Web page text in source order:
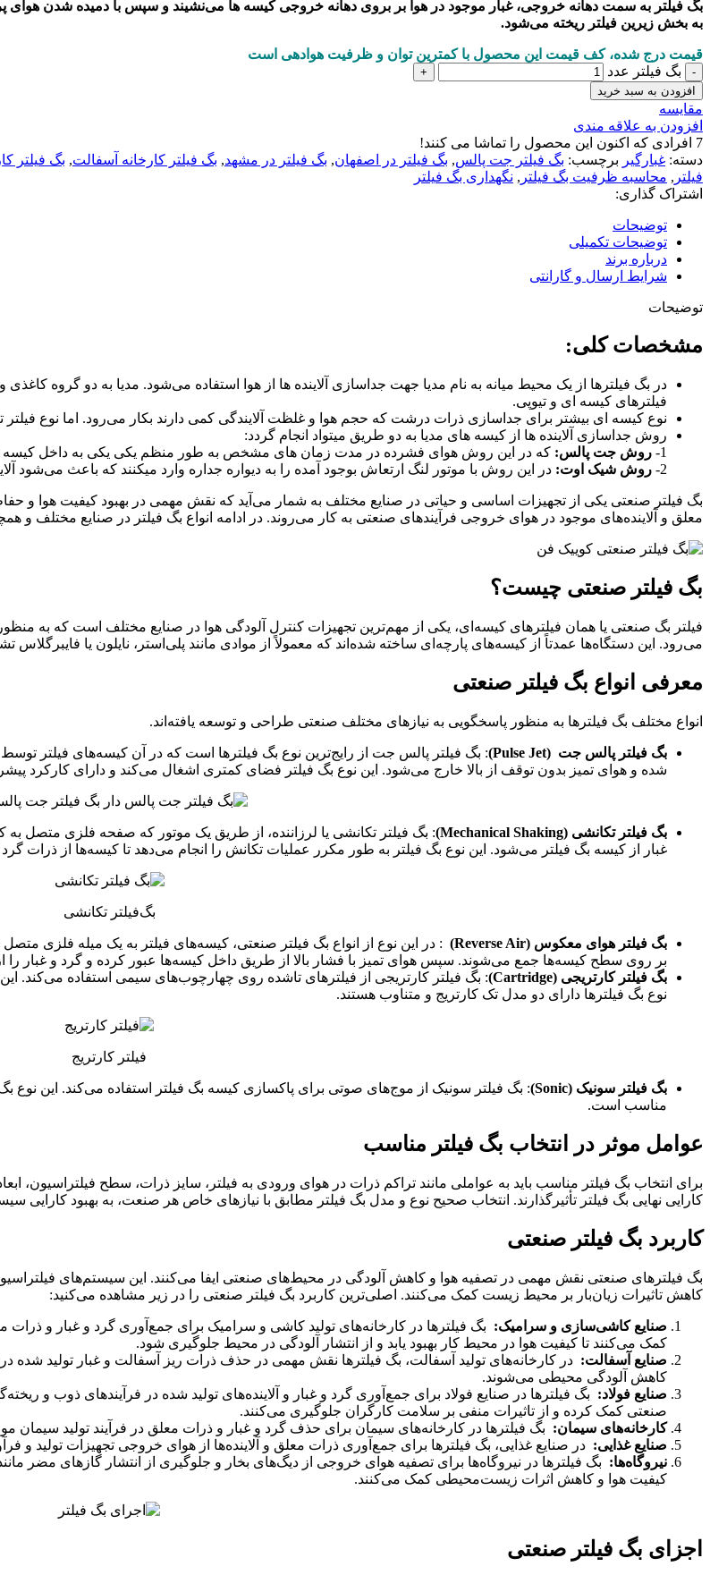
بگ فیلتر به سمت دهانه خروجی، غبار موجود در هوا بر بروی دهانه خروجی کیسه ها می‌نشیند و سپس با دمیده شدن هوای
به بخش زیرین فیلتر ریخته می‌شود.
قیمت درج شده، کف قیمت این محصول با کمترین توان و ظرفیت هوادهی است
بگ فیلتر عدد
افزودن به سبد خرید
مقايسه
افزودن به علاقه مندی
7 افرادی که اکنون این محصول را تماشا می کنند!
دسته: غبارگیر برچسب: بگ فیلتر جت پالس, بگ فیلتر در اصفهان, بگ فیلتر در مشهد, بگ فیلتر کارخانه آسفالت, بگ فیلتر
فیلتر , محاسبه ظرفیت بگ فیلتر , نگهداری بگ فیلتر
اشتراک گذاری:
توضیحات
توضیحات تکمیلی
درباره برند
شرایط ارسال و گارانتی
توضیحات
مشخصات کلی:
در بگ فیلترها از یک محیط میانه به نام مدیا جهت جداسازی آلاینده ها از هوا استفاده می‌شود. مدیا به دو گروه
فیلترهای کیسه ای و تیوپی.
نوع کیسه ای بیشتر برای جداسازی ذرات درشت که حجم هوا و غلظت آلایندگی کمی دارند بکار می‌رود. اما نوع فیلتر
روش جداسازی آلاینده ها از کیسه های مدیا به دو طریق میتواد انجام گردد:
1- روش جت پالس: که در این روش هوای فشرده در مدت زمان های مشخص به طور منظم یکی یکی به داخل کیسه
2- روش شیک اوت: در این روش با موتور لنگ ارتعاش بوجود آمده را به دیواره جداره وارد میکنند که باعث می‌شود
بگ فیلتر صنعتی یکی از تجهیزات اساسی و حیاتی در صنایع مختلف به شمار می‌آید که نقش مهمی در بهبود کیفیت هوا و
معلق و آلاینده‌های موجود در هوای خروجی فرآیندهای صنعتی به کار می‌روند. در ادامه انواع بگ فیلتر در صنایع مختلف و
بگ فیلتر صنعتی چیست؟
فیلتر بگ صنعتی یا همان فیلترهای کیسه‌ای، یکی از مهم‌ترین تجهیزات کنترل آلودگی هوا در صنایع مختلف است که به
می‌رود. این دستگاه‌ها عمدتاً از کیسه‌های پارچه‌ای ساخته شده‌اند که معمولاً از موادی مانند پلی‌استر، نایلون یا
معرفی انواع بگ فیلتر صنعتی
انواع مختلف بگ فیلترها به منظور پاسخگویی به نیازهای مختلف صنعتی طراحی و توسعه یافته‌اند.
بگ فیلتر پالس جت (Pulse Jet)
: بگ فیلتر پالس جت از رایج‌ترین نوع بگ فیلترها است که در آن کیسه‌های فیلتر
شده و هوای تمیز بدون توقف از بالا خارج می‌شود. این نوع بگ فیلتر فضای کمتری اشغال می‌کند و دارای کارکرد
بگ فیلتر جت
بگ فیلتر تکانشی (Mechanical Shaking)
: بگ فیلتر تکانشی یا لرزاننده، از طریق یک موتور که صفحه فلزی متصل
غبار از کیسه بگ فیلتر می‌شود. این نوع بگ فیلتر به طور مکرر عملیات تکانش را انجام می‌دهد تا کیسه‌ها از ذرات گرد
بگ‌فیلتر تکانشی
بگ فیلتر هوای معکوس (Reverse Air)
: در این نوع از انواع بگ فیلتر صنعتی، کیسه‌های فیلتر به یک میله فلزی
بر روی سطح کیسه‌ها جمع می‌شوند. سپس هوای تمیز با فشار بالا از طریق داخل کیسه‌ها عبور کرده و گرد و غبار را
بگ فیلتر کارتریجی (Cartridge)
: بگ فیلتر کارتریجی از فیلترهای تاشده روی چهارچوب‌های سیمی استفاده
نوع بگ فیلترها دارای دو مدل تک کارتریج و متناوب هستند.
فیلتر کارتریج
بگ فیلتر سونیک (Sonic)
: بگ فیلتر سونیک از موج‌های صوتی برای پاکسازی کیسه بگ فیلتر استفاده می‌کند. این نوع بگ
مناسب است.
عوامل موثر در انتخاب بگ فیلتر مناسب
برای انتخاب بگ فیلتر مناسب باید به عواملی مانند تراکم ذرات در هوای ورودی به فیلتر، سایز ذرات، سطح فیلتراسیون،
کارایی نهایی بگ فیلتر تأثیرگذارند. انتخاب صحیح نوع و مدل بگ فیلتر مطابق با نیازهای خاص هر صنعت، به بهبود
کاربرد بگ فیلتر صنعتی
بگ فیلترهای صنعتی نقش مهمی در تصفیه هوا و کاهش آلودگی در محیط‌های صنعتی ایفا می‌کنند. این سیستم‌های
کاهش تاثیرات زیان‌بار بر محیط زیست کمک می‌کنند. اصلی‌ترین کاربرد بگ فیلتر صنعتی را در زیر مشاهده می‌کنید:
صنایع کاشی‌سازی و سرامیک: بگ فیلترها در کارخانه‌های تولید کاشی و سرامیک برای جمع‌آوری گرد و غبار و
کمک می‌کنند تا کیفیت هوا در محیط کار بهبود یابد و از انتشار آلودگی در محیط جلوگیری شود.
صنایع آسفالت: در کارخانه‌های تولید آسفالت، بگ فیلترها نقش مهمی در حذف ذرات ریز آسفالت و غبار تولید شده در
کاهش آلودگی محیطی می‌شوند.
صنایع فولاد: بگ فیلترها در صنایع فولاد برای جمع‌آوری گرد و غبار و آلاینده‌های تولید شده در فرآیندهای ذوب و
صنعتی کمک کرده و از تاثیرات منفی بر سلامت کارگران جلوگیری می‌کنند.
کارخانه‌های سیمان: بگ فیلترها در کارخانه‌های سیمان برای حذف گرد و غبار و ذرات معلق در فرآیند تولید سیمان
صنایع غذایی: در صنایع غذایی، بگ فیلترها برای جمع‌آوری ذرات معلق و آلاینده‌ها از هوای خروجی تجهیزات تولید و
نیروگاه‌ها: بگ فیلترها در نیروگاه‌ها برای تصفیه هوای خروجی از دیگ‌های بخار و جلوگیری از انتشار گازهای مضر
کیفیت هوا و کاهش اثرات زیست‌محیطی کمک می‌کنند.
اجزای بگ فیلتر صنعتی